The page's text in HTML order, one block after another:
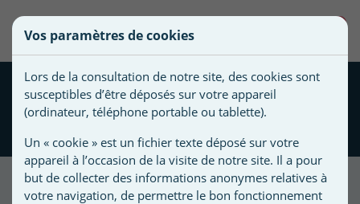
Kit remplacement robinets
chaud / froid douche
Créer une nouvelle liste
une
liste
Nom de
d'envies
Vous
devez
être
connecté
pour
ajouter
des
produits
à
Vos paramètres de cookies
Lors de la consultation de notre site, des cookies sont
susceptibles d’être déposés sur votre appareil
(ordinateur, téléphone portable ou tablette).
Un « cookie » est un fichier texte déposé sur votre
appareil à l’occasion de la visite de notre site. Il a pour
but de collecter des informations anonymes relatives à
votre navigation, de permettre le bon fonctionnement